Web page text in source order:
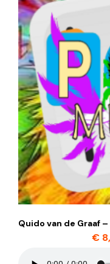
Quido van de Graaf
€